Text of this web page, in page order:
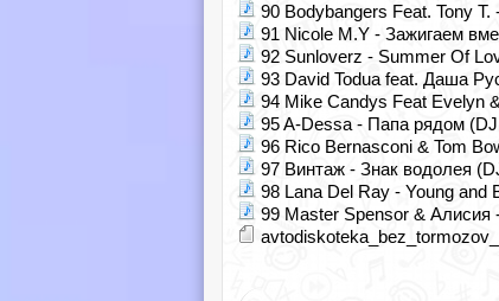
90 Bodybangers Feat. Tony
91 Nicole M.Y - Зажигаем
92 Sunloverz - Summer Of
93 David Todua feat. Даша
94 Mike Candys Feat Evelyn
95 A-Dessa - Папа рядом
96 Rico Bernasconi & Tom
97 Винтаж - Знак водолея
98 Lana Del Ray - Young and
99 Master Spensor &